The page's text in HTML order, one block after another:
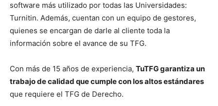
software más utilizado por todas las Universidades:
Turnitin. Además, cuentan con un equipo de gestores,
quienes se encargan de darle al cliente toda la
información sobre el avance de su TFG.
Con más de 15 años de experiencia, TuTFG garantiza un
trabajo de calidad que cumple con los altos estándares
que requiere el TFG de Derecho.